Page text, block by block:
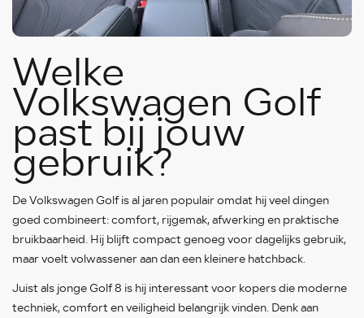
Welke
Volkswagen Golf
past bij jouw
gebruik?
De Volkswagen Golf is al jaren populair omdat hij veel dingen
goed combineert: comfort, rijgemak, afwerking en praktische
bruikbaarheid. Hij blijft compact genoeg voor dagelijks gebruik,
maar voelt volwassener aan dan een kleinere hatchback.
Juist als jonge Golf 8 is hij interessant voor kopers die moderne
techniek, comfort en veiligheid belangrijk vinden. Denk aan